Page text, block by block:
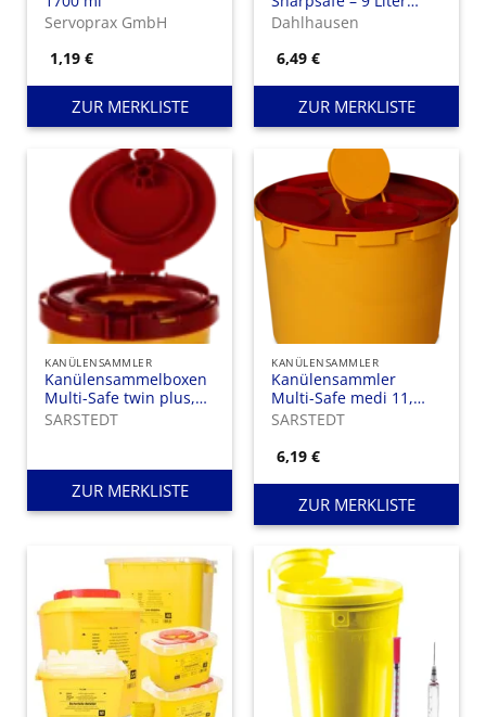
Servoprax GmbH
1,19€
ZUR MERKLISTE
Volumen
Dahlhausen
6,49€
ZUR MERKLISTE
KANÜLENSAMMLER
Kanülensammelboxen
Multi-Safe twin plus,
500 ml
SARSTEDT
ZUR MERKLISTE
KANÜLENSAMMLER
Kanülensammler
Multi-Safe medi 11,
Inhalt: 11 Liter
SARSTEDT
6,19€
ZUR MERKLISTE